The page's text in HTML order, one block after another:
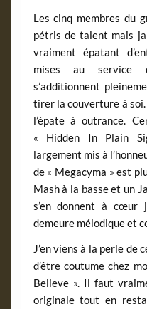
Les cinq membres du
pétris de talent mais
vraiment épatant
mises au service
s’additionnent
tirer la couverture à soi.
l’épate à outrance.
« Hidden In Plain
largement mis à
de « Megacyma » est
Mash à la basse et un
s’en donnent à cœur
demeure mélodique et
J’en viens à la perle de
d’être coutume chez
Believe ». Il faut
originale tout en